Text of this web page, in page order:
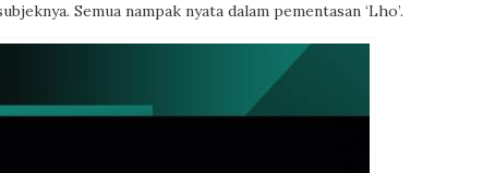
Semua nampak nyata dalam pementasan ‘Lho’.